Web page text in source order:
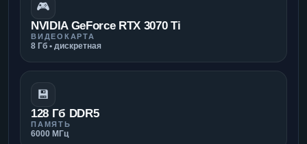
🎮
NVIDIA GeForce RTX 3070 Ti
ВИДЕОКАРТА
8 Гб • дискретная
💾
128 Гб DDR5
ПАМЯТЬ
6000 МГц